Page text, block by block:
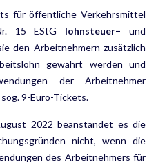
für öffentliche Verkehrsmittel
15 EStG lohn­steuer– und
den Arbeitnehmern zusätzlich
gewährt werden und
der Arbeitnehmer
9-Euro-Tickets.
2022 beanstandet es die
nicht, wenn die
des Arbeitnehmers für